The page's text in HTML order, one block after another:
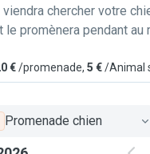
chercher votre
le promènera pendant au
€/promenade, 5 €/Animal
Promenade chien